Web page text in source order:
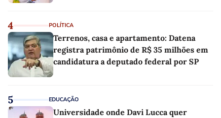
4 POLÍTICA
Terrenos, casa e apartamento: Datena
registra patrimônio de R$ 35 milhões em
candidatura a deputado federal por SP
5 EDUCAÇÃO
Universidade onde Davi Lucca quer